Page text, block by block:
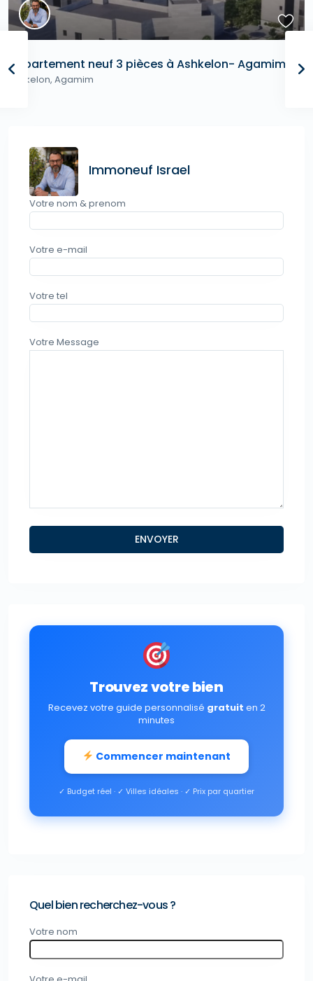
Appartement neuf 3 pièces à Ashkelon- Agamim
Ashkelon, Agamim
Immoneuf Israel
Votre nom & prenom
Votre e-mail
Votre tel
Votre Message
Trouvez votre bien
Recevez votre guide personnalisé gratuit en 2
minutes
Commencer maintenant
✓ Budget réel · ✓ Villes idéales · ✓ Prix par quartier
Quel bien recherchez-vous ?
Votre nom